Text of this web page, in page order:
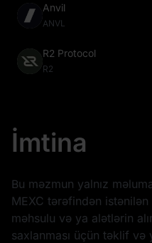
Anvil
ANVL
R2 Protocol
R2
İmtina
Bu məzmun yalnız
MEXC tərəfindən
məhsulu və ya alətlərin
saxlanması üçün təklif